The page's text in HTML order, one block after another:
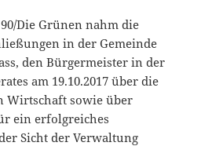
Die Grünen nahm die
in der Gemeinde
den Bürgermeister in der
am 19.10.2017 über die
Wirtschaft sowie über
ein erfolgreiches
Sicht der Verwaltung